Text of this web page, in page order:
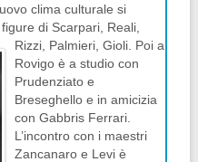
clima culturale si
di Scarpari, Reali,
Rizzi, Palmieri, Gioli. Poi a
Rovigo è a studio con
Prudenziato e
Breseghello e in amicizia
con Gabbris Ferrari.
L’incontro con i maestri
Zancanaro e Levi è